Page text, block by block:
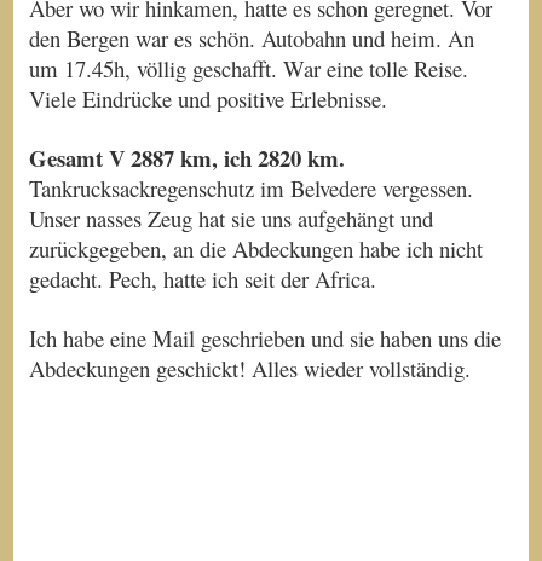
Aber wo wir hinkamen, hatte es schon geregnet. Vor
den Bergen war es schön. Autobahn und heim. An
um 17.45h, völlig geschafft. War eine tolle Reise.
Viele Eindrücke und positive Erlebnisse.
Gesamt V 2887 km, ich 2820 km.
Tankrucksackregenschutz im Belvedere vergessen.
Unser nasses Zeug hat sie uns aufgehängt und
zurückgegeben, an die Abdeckungen habe ich nicht
gedacht. Pech, hatte ich seit der Africa.
Ich habe eine Mail geschrieben und sie haben uns die
Abdeckungen geschickt! Alles wieder vollständig.